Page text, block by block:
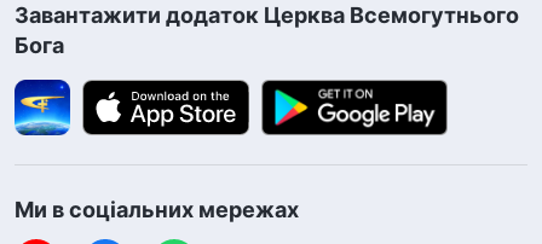
Завантажити додаток Церква Всемогутнього
Бога
Ми в соціальних мережах